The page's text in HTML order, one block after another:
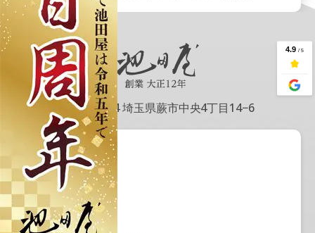
〒335-0004 埼玉県蕨市中央4丁目14−6
会社情報
会社概要
アクセス情報
Google口コミ公開